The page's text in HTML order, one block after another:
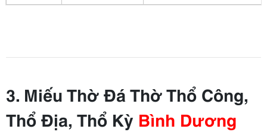
3. Miếu Thờ Đá Thờ Thổ Công,
Thổ Địa, Thổ Kỳ Bình Dương